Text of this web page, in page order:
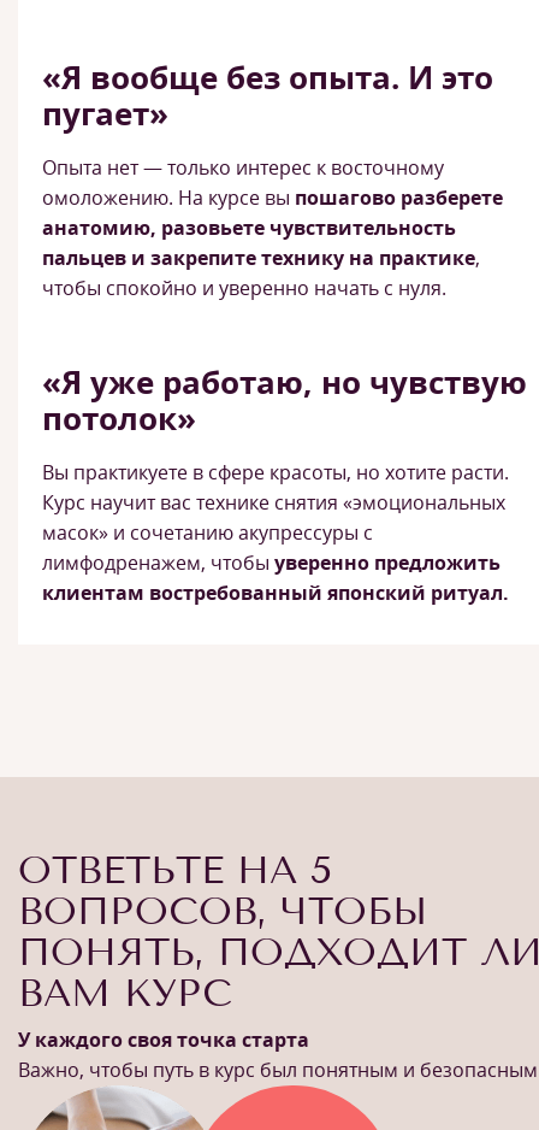
«Я вообще без опыта. И это
пугает»
Опыта нет — только интерес к восточному
омоложению. На курсе вы пошагово разберете
анатомию, разовьете чувствительность
пальцев и закрепите технику на практике,
чтобы спокойно и уверенно начать с нуля.
«Я уже работаю, но чувствую
потолок»
Вы практикуете в сфере красоты, но хотите расти.
Курс научит вас технике снятия «эмоциональных
масок» и сочетанию акупрессуры с
лимфодренажем, чтобы уверенно предложить
клиентам востребованный японский ритуал.
ОТВЕТЬТЕ НА 5
ВОПРОСОВ, ЧТОБЫ
ПОНЯТЬ, ПОДХОДИТ
ВАМ КУРС
У каждого своя точка старта
Важно, чтобы путь в курс был понятным и безопасным